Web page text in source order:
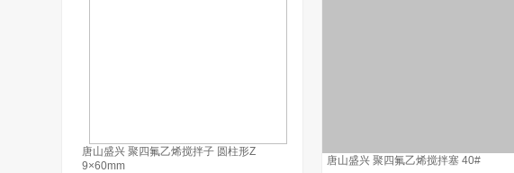
唐山盛兴 聚四氟乙烯搅拌子 圆柱形Z
9×60mm
唐山盛兴 聚四氟乙烯搅拌塞 40#